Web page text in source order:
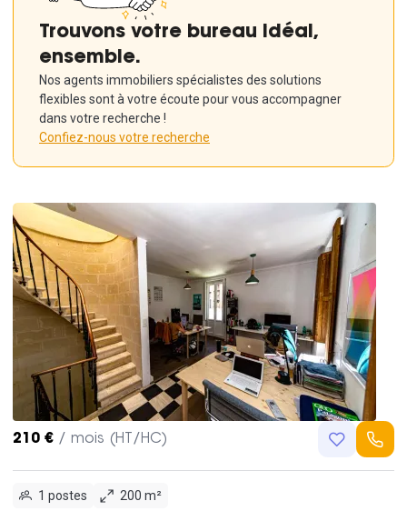
Trouvons votre bureau idéal,
ensemble.
Nos agents immobiliers spécialistes des solutions
flexibles sont à votre écoute pour vous accompagner
dans votre recherche !
Confiez-nous votre recherche
210 € / mois (HT/HC)
1 postes
200 m²